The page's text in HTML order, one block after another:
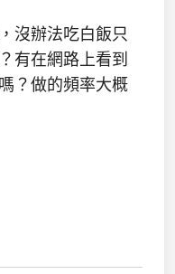
沒辦法吃白飯只
有在網路上看到
？做的頻率大概